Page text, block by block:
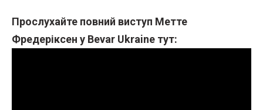
Прослухайте повний виступ Метте
Фредеріксен у Bevar Ukraine тут: